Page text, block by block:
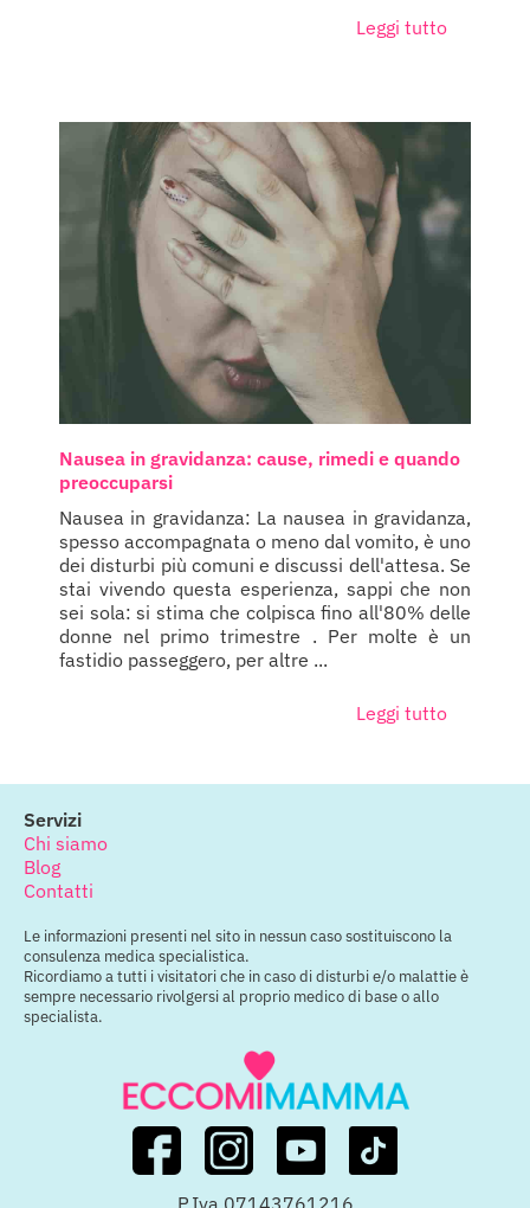
Leggi tutto
Nausea in gravidanza: cause, rimedi e quando
preoccuparsi
Nausea in gravidanza: La nausea in gravidanza,
spesso accompagnata o meno dal vomito, è uno
dei disturbi più comuni e discussi dell'attesa. Se
stai vivendo questa esperienza, sappi che non
sei sola: si stima che colpisca fino all'80% delle
donne nel primo trimestre . Per molte è un
fastidio passeggero, per altre ...
Leggi tutto
Servizi
Chi siamo
Blog
Contatti
Le informazioni presenti nel sito in nessun caso sostituiscono la
consulenza medica specialistica.
Ricordiamo a tutti i visitatori che in caso di disturbi e/o malattie è
sempre necessario rivolgersi al proprio medico di base o allo
specialista.